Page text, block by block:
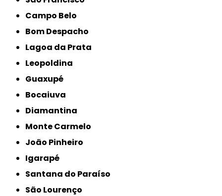
Campo Belo
Bom Despacho
Lagoa da Prata
Leopoldina
Guaxupé
Bocaiuva
Diamantina
Monte Carmelo
João Pinheiro
Igarapé
Santana do Paraíso
São Lourenço